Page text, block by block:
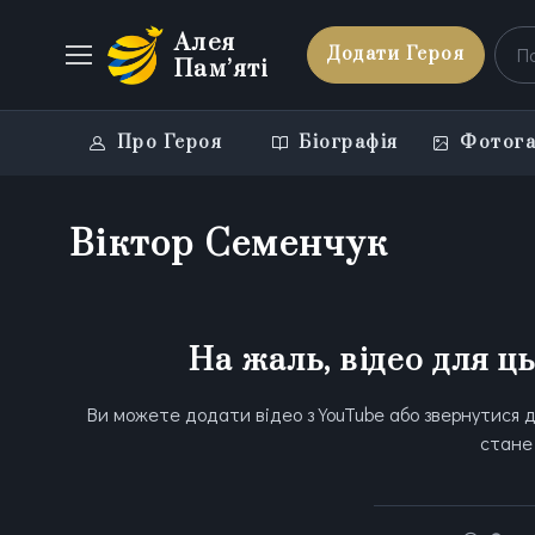
Алея
Пам’яті
Додати Героя
Про Героя Біографія
Віктор Семенчук
На жаль, відео для
Ви можете додати відео з YouTube або звернутися
стане